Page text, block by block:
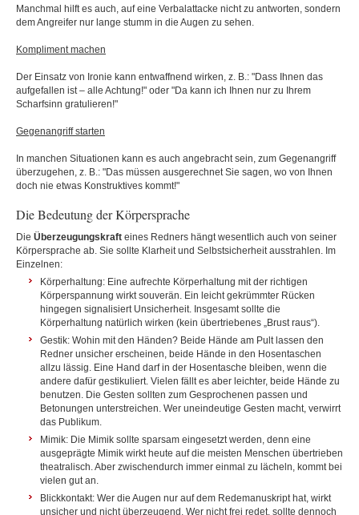
Manchmal hilft es auch, auf eine Verbalattacke nicht zu antworten, sondern
dem Angreifer nur lange stumm in die Augen zu sehen.
Kompliment machen
Der Einsatz von Ironie kann entwaffnend wirken, z. B.: "Dass Ihnen das
aufgefallen ist – alle Achtung!" oder "Da kann ich Ihnen nur zu Ihrem
Scharfsinn gratulieren!"
Gegenangriff starten
In manchen Situationen kann es auch angebracht sein, zum Gegenangriff
überzugehen, z. B.: "Das müssen ausgerechnet Sie sagen, wo von Ihnen
doch nie etwas Konstruktives kommt!"
Die Bedeutung der Körpersprache
Die Überzeugungskraft eines Redners hängt wesentlich auch von seiner
Körpersprache ab. Sie sollte Klarheit und Selbstsicherheit ausstrahlen. Im
Einzelnen:
Körperhaltung: Eine aufrechte Körperhaltung mit der richtigen
Körperspannung wirkt souverän. Ein leicht gekrümmter Rücken
hingegen signalisiert Unsicherheit. Insgesamt sollte die
Körperhaltung natürlich wirken (kein übertriebenes „Brust raus“).
Gestik: Wohin mit den Händen? Beide Hände am Pult lassen den
Redner unsicher erscheinen, beide Hände in den Hosentaschen
allzu lässig. Eine Hand darf in der Hosentasche bleiben, wenn die
andere dafür gestikuliert. Vielen fällt es aber leichter, beide Hände zu
benutzen. Die Gesten sollten zum Gesprochenen passen und
Betonungen unterstreichen. Wer uneindeutige Gesten macht, verwirrt
das Publikum.
Mimik: Die Mimik sollte sparsam eingesetzt werden, denn eine
ausgeprägte Mimik wirkt heute auf die meisten Menschen übertrieben
theatralisch. Aber zwischendurch immer einmal zu lächeln, kommt bei
vielen gut an.
Blickkontakt: Wer die Augen nur auf dem Redemanuskript hat, wirkt
unsicher und nicht überzeugend. Wer nicht frei redet, sollte dennoch